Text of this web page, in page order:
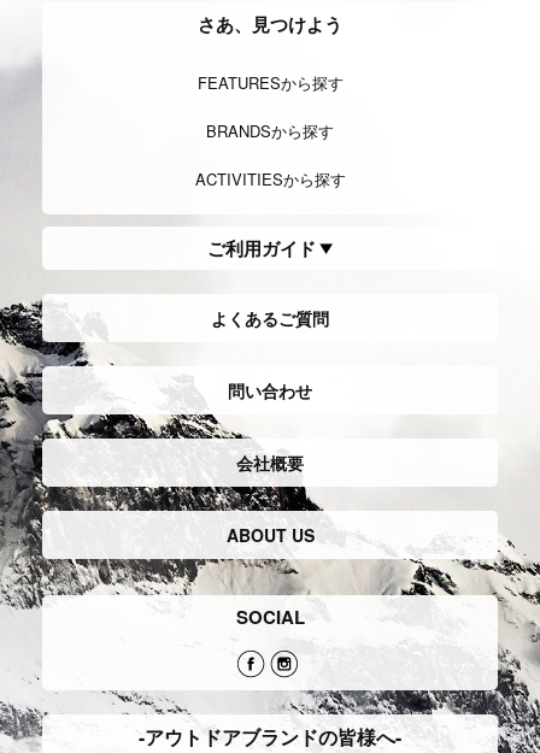
さあ、見つけよう
FEATURESから探す
BRANDSから探す
ACTIVITIESから探す
ご利用ガイド
よくあるご質問
問い合わせ
会社概要
ABOUT US
SOCIAL
-アウトドアブランドの皆様へ-